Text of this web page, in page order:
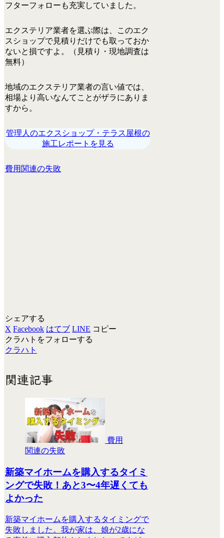
フターフォローも充実していました。
エクステリア業者を選ぶ際は、このエク
スショップで見積りだけでも取っておか
ないと損ですよ。（ 見積り・現地調査は
無料）
地域のエクステリア業者の言い値では、
相場より高いなんてことがザラにありま
すから。
管理人のエクスショップ・テラス屋根の
施工レポートを見る
費用関連の失敗
シェアする
X Facebook はてブ LINE コピー
クラハトをフォローする
クラハト
関連記事
費用
関連の失敗
新築マイホームを購入するタイミ
ングで失敗！あと3〜4年遅くても
よかった
新築マイホームを購入するタイミングで
失敗しました。我が家は、娘が2歳にな